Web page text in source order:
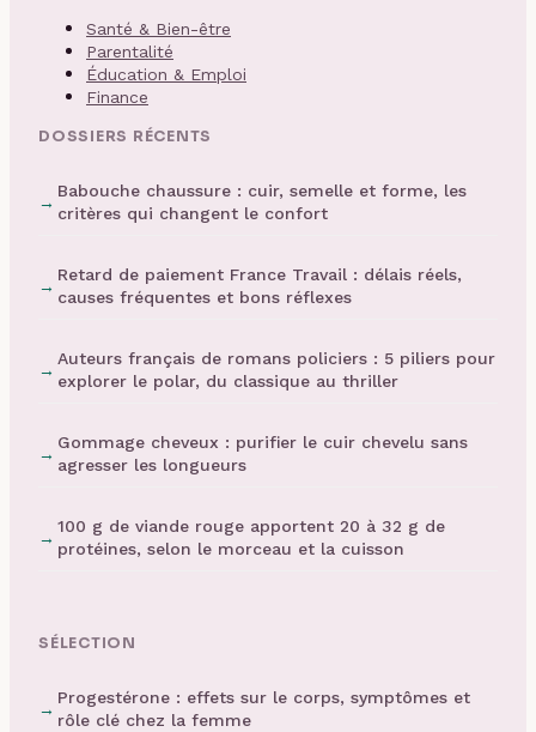
Santé & Bien-être
Parentalité
Éducation & Emploi
Finance
DOSSIERS RÉCENTS
Babouche chaussure : cuir, semelle et forme, les
critères qui changent le confort
Retard de paiement France Travail : délais réels,
causes fréquentes et bons réflexes
Auteurs français de romans policiers : 5 piliers pour
explorer le polar, du classique au thriller
Gommage cheveux : purifier le cuir chevelu sans
agresser les longueurs
100 g de viande rouge apportent 20 à 32 g de
protéines, selon le morceau et la cuisson
SÉLECTION
Progestérone : effets sur le corps, symptômes et
rôle clé chez la femme